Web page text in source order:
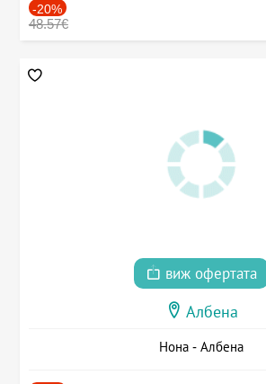
-20%
48.57€
виж офертата
Албена
Нона - Албена